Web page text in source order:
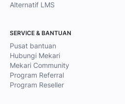
Alternatif LMS
SERVICE & BANTUAN
Pusat bantuan
Hubungi Mekari
Mekari Community
Program Referral
Program Reseller